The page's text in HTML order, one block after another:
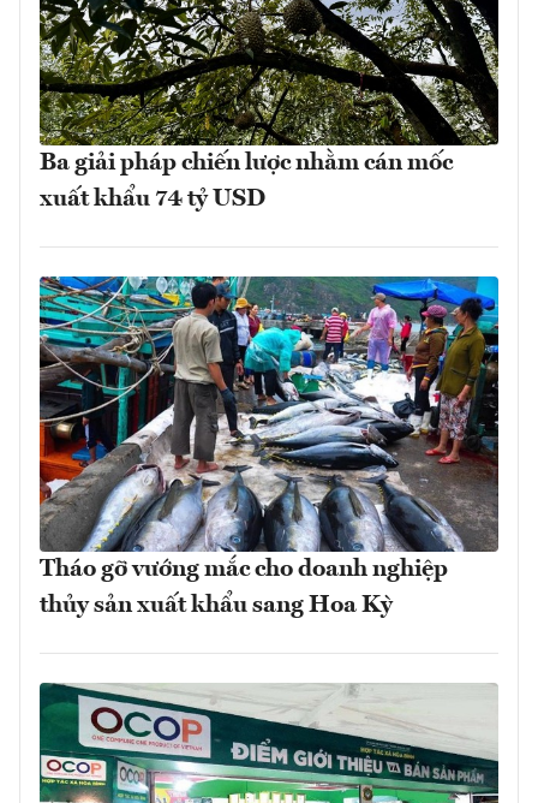
Ba giải pháp chiến lược nhằm cán mốc
xuất khẩu 74 tỷ USD
Tháo gỡ vướng mắc cho doanh nghiệp
thủy sản xuất khẩu sang Hoa Kỳ